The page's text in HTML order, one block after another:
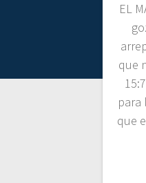
EL
que
para
que